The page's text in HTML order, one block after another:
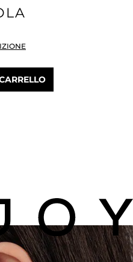
inserisci la